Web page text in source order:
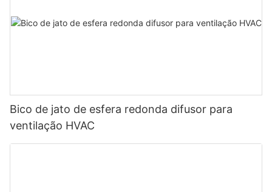
Bico de jato de esfera redonda difusor para
ventilação HVAC